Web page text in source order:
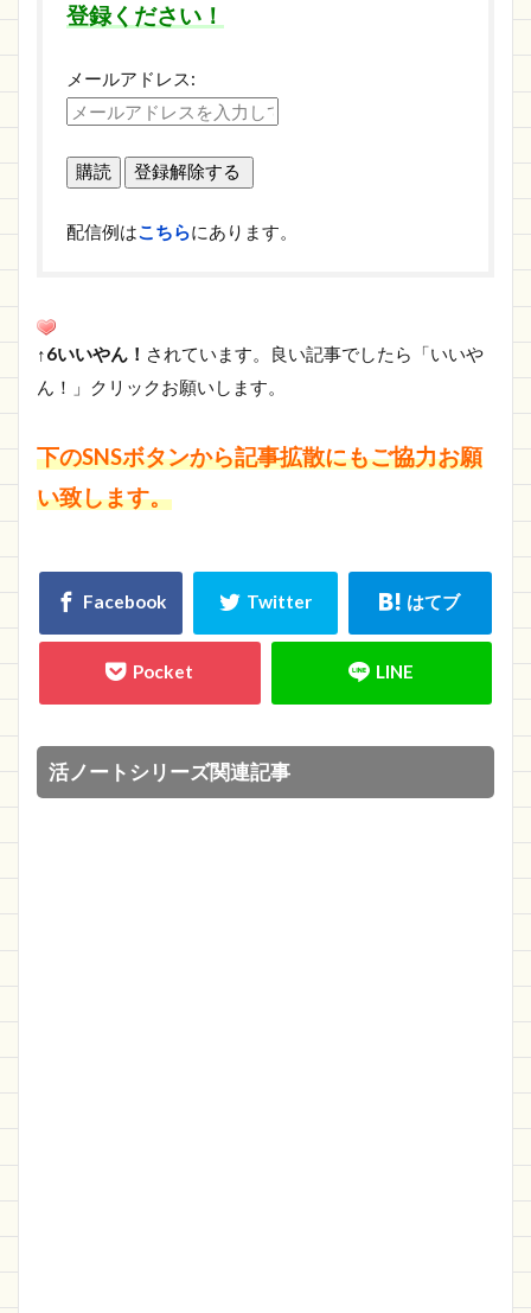
登録ください！
メールアドレス:
配信例はこちらにあります。
↑6いいやん！ されています。良い記事でしたら「いいや
ん！」クリックお願いします。
下のSNSボタンから記事拡散にもご協力お願
い致します。
活ノートシリーズ関連記事